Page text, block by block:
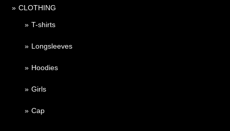
CLOTHING
T-shirts
Longsleeves
Hoodies
Girls
Cap